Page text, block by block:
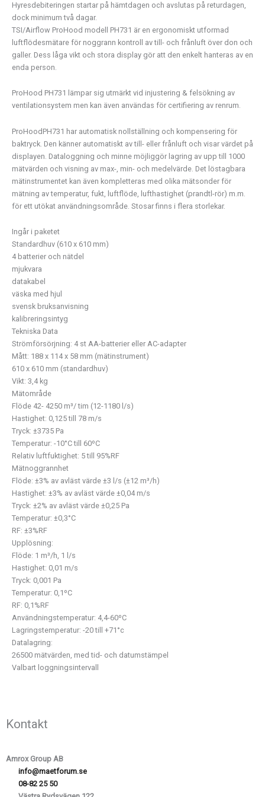
Hyresdebiteringen startar på hämtdagen och avslutas på returdagen,
dock minimum två dagar.
TSI/Airflow ProHood modell PH731 är en ergonomiskt utformad
luftflödesmätare för noggrann kontroll av till- och frånluft över don och
galler. Dess låga vikt och stora display gör att den enkelt hanteras av en
enda person.
ProHood PH731 lämpar sig utmärkt vid injustering & felsökning av
ventilationsystem men kan även användas för certifiering av renrum.
ProHoodPH731 har automatisk nollställning och kompensering för
baktryck. Den känner automatiskt av till- eller frånluft och visar värdet på
displayen. Dataloggning och minne möjliggör lagring av upp till 1000
mätvärden och visning av max-, min- och medelvärde. Det löstagbara
mätinstrumentet kan även kompletteras med olika mätsonder för
mätning av temperatur, fukt, luftflöde, lufthastighet (prandtl-rör) m.m.
för ett utökat användningsområde. Stosar finns i flera storlekar.
Ingår i paketet
Standardhuv (610 x 610 mm)
4 batterier och nätdel
mjukvara
datakabel
väska med hjul
svensk bruksanvisning
kalibreringsintyg
Tekniska Data
Strömförsörjning: 4 st AA-batterier eller AC-adapter
Mått: 188 x 114 x 58 mm (mätinstrument)
610 x 610 mm (standardhuv)
Vikt: 3,4 kg
Mätområde
Flöde 42- 4250 m³/ tim (12-1180 l/s)
Hastighet: 0,125 till 78 m/s
Tryck: ±3735 Pa
Temperatur: -10°C till 60ºC
Relativ luftfuktighet: 5 till 95%RF
Mätnoggrannhet
Flöde: ±3% av avläst värde ±3 l/s (±12 m³/h)
Hastighet: ±3% av avläst värde ±0,04 m/s
Tryck: ±2% av avläst värde ±0,25 Pa
Temperatur: ±0,3°C
RF: ±3%RF
Upplösning:
Flöde: 1 m³/h, 1 l/s
Hastighet: 0,01 m/s
Tryck: 0,001 Pa
Temperatur: 0,1ºC
RF: 0,1%RF
Användningstemperatur: 4,4-60ºC
Lagringstemperatur: -20 till +71°c
Datalagring:
26500 mätvärden, med tid- och datumstämpel
Valbart loggningsintervall
Kontakt
Amrox Group AB
info@maetforum.se
08-82 25 50